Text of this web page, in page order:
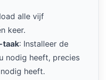
alle vijf
keer.
taak: Installeer de
nodig heeft, precies
heeft.